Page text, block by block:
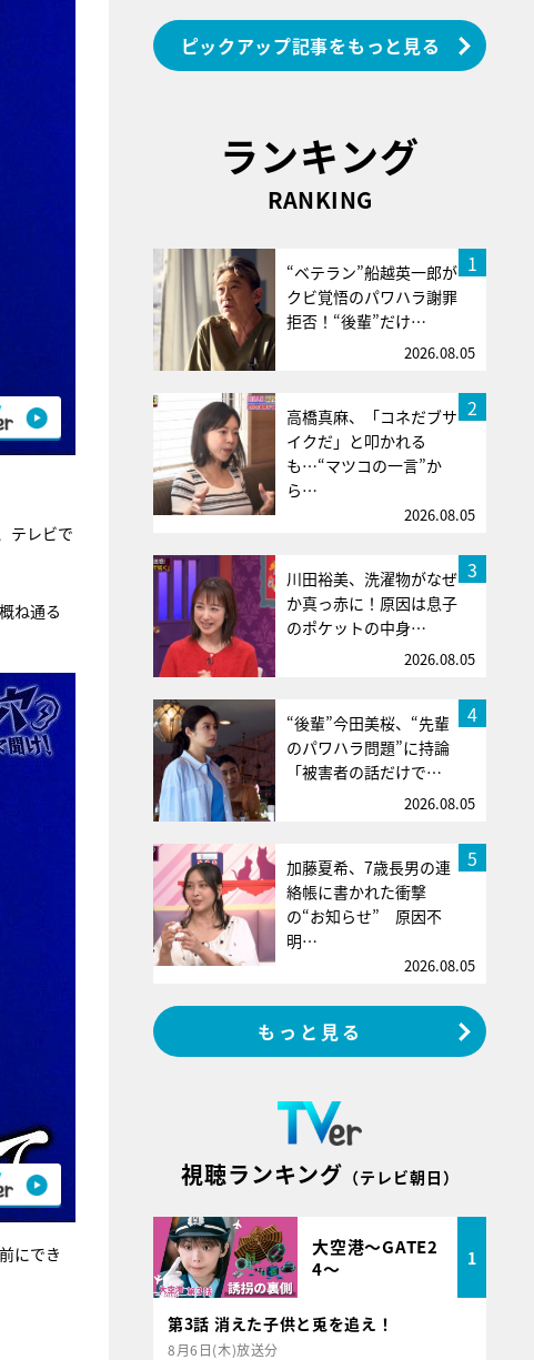
テレビで
ね通る
にでき
ピックアップ記事をもっと見る
ランキング
RANKING
1
“ベテラン”船越英一郎が
クビ覚悟のパワハラ謝罪
拒否！“後輩”だけ…
2026.08.05
2
高橋真麻、「コネだブサ
イクだ」と叩かれる
も…“マツコの一言”か
ら…
2026.08.05
3
川田裕美、洗濯物がなぜ
か真っ赤に！原因は息子
のポケットの中身…
2026.08.05
4
“後輩”今田美桜、“先輩
のパワハラ問題”に持論
「被害者の話だけで…
2026.08.05
5
加藤夏希、7歳長男の連
絡帳に書かれた衝撃
の“お知らせ” 原因不
明…
2026.08.05
もっと見る
視聴ランキング （テレビ朝日）
大空港～GATE2
4～
1
第3話 消えた子供と兎を追え！
8月6日(木)放送分